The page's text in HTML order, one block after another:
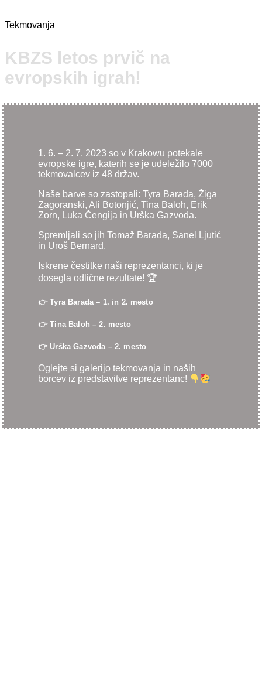
Tekmovanja
KBZS letos prvič na
evropskih igrah!
1. 6. – 2. 7. 2023 so v Krakowu potekale
evropske igre, katerih se je udeležilo 7000
tekmovalcev iz 48 držav.
Naše barve so zastopali: Tyra Barada, Žiga
Zagoranski, Ali Botonjić, Tina Baloh, Erik
Zorn, Luka Čengija in Urška Gazvoda.
Spremljali so jih Tomaž Barada, Sanel Ljutić
in Uroš Bernard.
Iskrene čestitke naši reprezentanci, ki je
dosegla odlične rezultate! 🏆
👉 Tyra Barada – 1. in 2. mesto
👉 Tina Baloh – 2. mesto
👉 Urška Gazvoda – 2. mesto
Oglejte si galerijo tekmovanja in naših
borcev iz predstavitve reprezentanc!